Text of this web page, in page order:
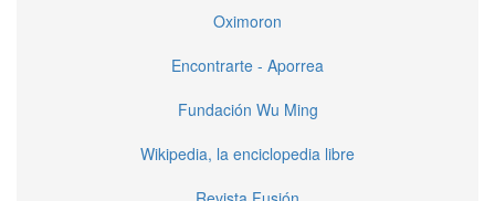
Oximoron
Encontrarte - Aporrea
Fundación Wu Ming
Wikipedia, la enciclopedia libre